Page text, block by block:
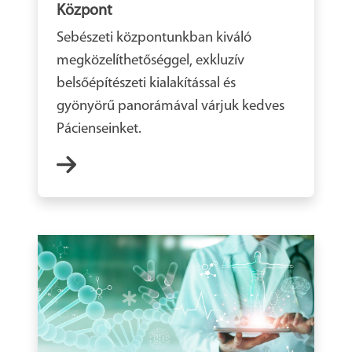
Központ
Sebészeti központunkban kiváló
megközelíthetőséggel, exkluzív
belsőépítészeti kialakítással és
gyönyörű panorámával várjuk kedves
Pácienseinket.